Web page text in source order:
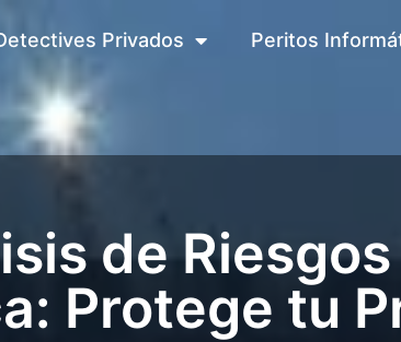
Privados Peritos
de
Protege tu